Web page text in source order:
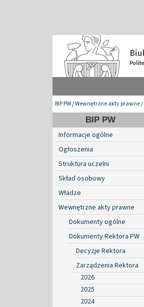
BIP PW/Wewnętrzne akty prawne/
BIP PW
Informacje ogólne
Ogłoszenia
Struktura uczelni
Skład osobowy
Władze
Wewnętrzne akty prawne
Dokumenty ogólne
Dokumenty Rektora PW
Decyzje Rektora
Zarządzenia Rektora
2026
2025
2024